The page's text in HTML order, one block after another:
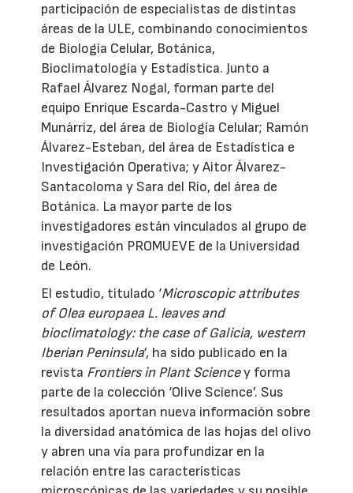
participación de especialistas de distintas
áreas de la ULE, combinando conocimientos
de Biología Celular, Botánica,
Bioclimatología y Estadística. Junto a
Rafael Álvarez Nogal, forman parte del
equipo Enrique Escarda-Castro y Miguel
Munárriz, del área de Biología Celular; Ramón
Álvarez-Esteban, del área de Estadística e
Investigación Operativa; y Aitor Álvarez-
Santacoloma y Sara del Río, del área de
Botánica. La mayor parte de los
investigadores están vinculados al grupo de
investigación PROMUEVE de la Universidad
de León.
El estudio, titulado ‘Microscopic attributes
of Olea europaea L. leaves and
bioclimatology: the case of Galicia, western
Iberian Peninsula’, ha sido publicado en la
revista Frontiers in Plant Sciencey forma
parte de la colección ‘Olive Science’. Sus
resultados aportan nueva información sobre
la diversidad anatómica de las hojas del olivo
y abren una vía para profundizar en la
relación entre las características